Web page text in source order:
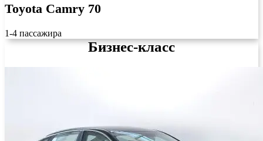
Toyota Camry 70
1-4 пассажира
Бизнес-класс